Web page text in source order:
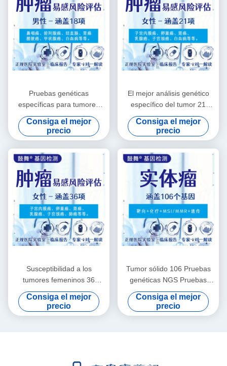
Pruebas genéticas
específicas para tumores
masculinos 18 artículos
Pruebas genéticas para
enfermedades
Consiga el mejor
precio
El mejor análisis genético
específico del tumor 21
artículos para mujeres
Consiga el mejor
precio
Susceptibilidad a los
tumores femeninos 36
Evaluaciones de riesgo
Pruebas genéticas para el
cáncer
Consiga el mejor
precio
Tumor sólido 106 Pruebas
genéticas NGS Pruebas
genéticas para
medicamentos
Consiga el mejor
precio